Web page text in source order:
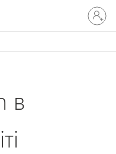
свій
запис
в